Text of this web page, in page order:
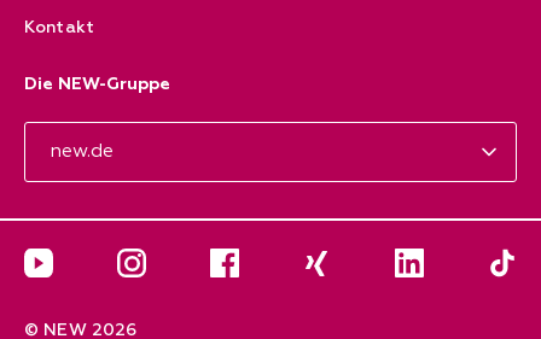
Kontakt
Die NEW-Gruppe
new.de
© NEW 2026
YouTube Instagram Facebook Xing LinkedIn Die